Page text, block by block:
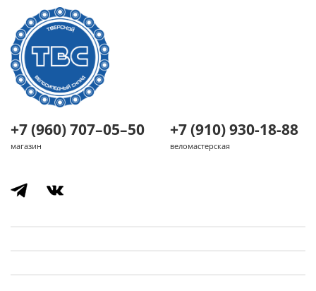
+7 (960) 707–05–50
магазин
+7 (910) 930-18-88
веломастерская